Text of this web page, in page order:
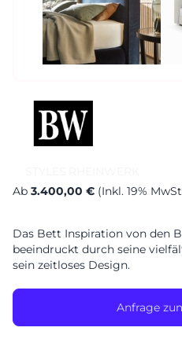
Ab 3.400,00 € (Inkl. 19%
Das Bett Inspiration von den
beeindruckt durch seine
sein zeitloses Design.
Anfrage
Sa. 10-17 Uhr
Montag geschlossen